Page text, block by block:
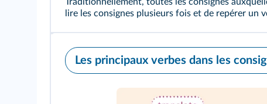
lire les consignes plusieurs fois et de repérer un
Les principaux verbes dans les